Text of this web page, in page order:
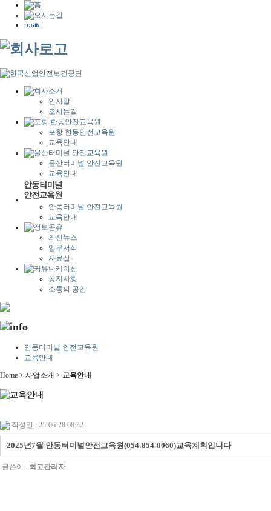
인사말
오시는길
포항 한동안전교육원
교육안내
울산터미널 안전교육원
교육안내
안동터미널 안전교육원
교육안내
최신뉴스
업무서식
자료실
공지사항
소통의 공간
안동터미널 안전교육원
교육안내
Home > 사업소개 > 교육안내
작성일 : 25-06-28 08:32
2025년7월 안동터미널안전교육원(054-854-0060)교육계획입니다
글쓴이 : 최고관리자